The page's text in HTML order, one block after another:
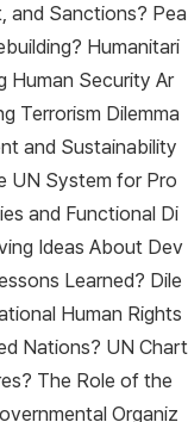
and Sanctions? Pea
Humanitari
Human Security Ar
Terrorism Dilemma
and Sustainability
UN System for Pro
and Functional Di
Ideas About Dev
Learned? Dile
Human Rights
Nations? UN Chart
The Role of the
Organiz